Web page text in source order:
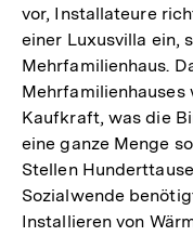
vor, Installateure
einer Luxusvilla ein,
Mehrfamilienhaus.
Mehrfamilienhauses
Kaufkraft, was die
eine ganze Menge
Stellen
Sozialwende
Installieren von